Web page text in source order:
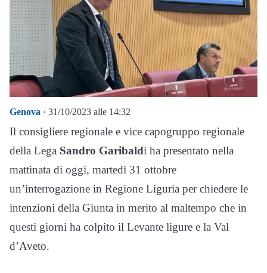
Genova · 31/10/2023 alle 14:32
Il consigliere regionale e vice capogruppo regionale
della Lega Sandro Garibaldi ha presentato nella
mattinata di oggi, martedì 31 ottobre
un’interrogazione in Regione Liguria per chiedere le
intenzioni della Giunta in merito al maltempo che in
questi giorni ha colpito il Levante ligure e la Val
d’Aveto.